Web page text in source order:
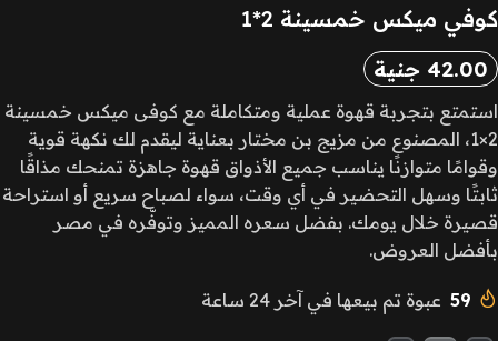
كوفي ميكس خمسينة 2*1
42.00 جنية
استمتع بتجربة قهوة عملية ومتكاملة مع كوفى ميكس خمسينة
2×1، المصنوع من مزيج بن مختار بعناية ليقدم لك نكهة قوية
وقوامًا متوازنًا يناسب جميع الأذواق قهوة جاهزة تمنحك مذاقًا
ثابتًا وسهل التحضير في أي وقت، سواء لصباح سريع أو استراحة
قصيرة خلال يومك. بفضل سعره المميز وتوفّره في مصر
بأفضل العروض.
59 عبوة تم بيعها في آخر 24 ساعة